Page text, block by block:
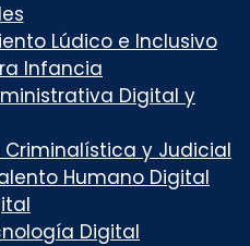
Lúdico e Inclusivo
Infancia
Digital y
y Judicial
Humano Digital
Digital